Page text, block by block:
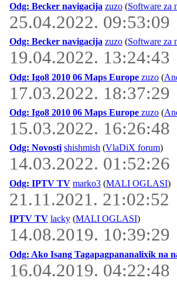
Odg: Becker navigacija zuzo (Software za
25.04.2022. 09:53:09
Odg: Becker navigacija zuzo (Software za
19.04.2022. 13:24:43
Odg: Igo8 2010 06 Maps Europe zuzo (
17.03.2022. 18:37:29
Odg: Igo8 2010 06 Maps Europe zuzo (
15.03.2022. 16:26:48
Odg: Novosti shishmish (VlaDiX forum)
14.03.2022. 01:52:26
Odg: IPTV TV marko3 (MALI OGLASI)
21.11.2021. 21:02:52
IPTV TV lacky (MALI OGLASI)
14.08.2019. 10:39:29
Odg: Ako Isang Tagapagpananalixik na
16.04.2019. 04:22:48